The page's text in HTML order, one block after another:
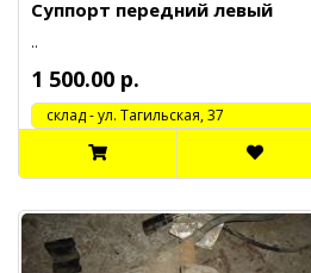
Суппорт передний левый
..
1 500.00 р.
cклад - ул. Тагильская, 37